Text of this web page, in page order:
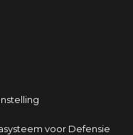
voor Defensie